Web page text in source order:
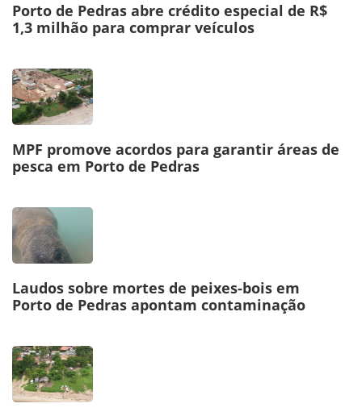
Porto de Pedras abre crédito especial de R$
1,3 milhão para comprar veículos
MPF promove acordos para garantir áreas de
pesca em Porto de Pedras
Laudos sobre mortes de peixes-bois em
Porto de Pedras apontam contaminação